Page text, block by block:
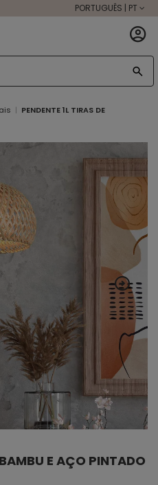
PORTUGUÊS | PT
PENDENTE 1L TIRAS DE
E AÇO PINTADO